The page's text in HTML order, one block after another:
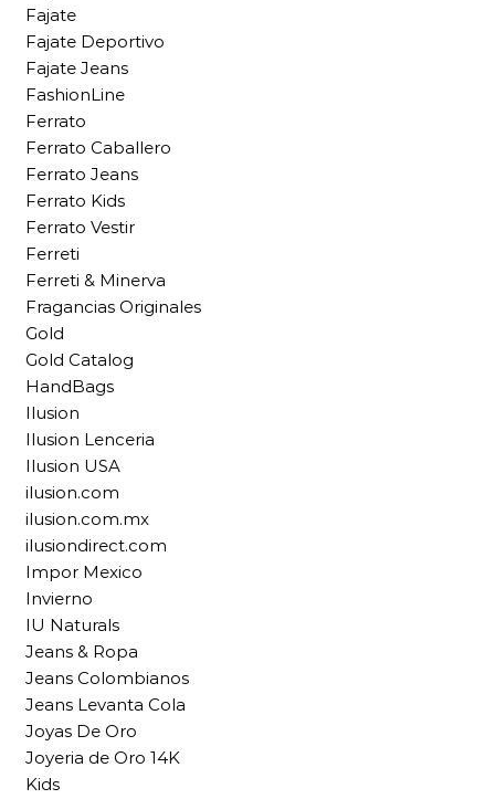
Fajate
Fajate Deportivo
Fajate Jeans
FashionLine
Ferrato
Ferrato Caballero
Ferrato Jeans
Ferrato Kids
Ferrato Vestir
Ferreti
Ferreti & Minerva
Fragancias Originales
Gold
Gold Catalog
HandBags
Ilusion
Ilusion Lenceria
Ilusion USA
ilusion.com
ilusion.com.mx
ilusiondirect.com
Impor Mexico
Invierno
IU Naturals
Jeans & Ropa
Jeans Colombianos
Jeans Levanta Cola
Joyas De Oro
Joyeria de Oro 14K
Kids